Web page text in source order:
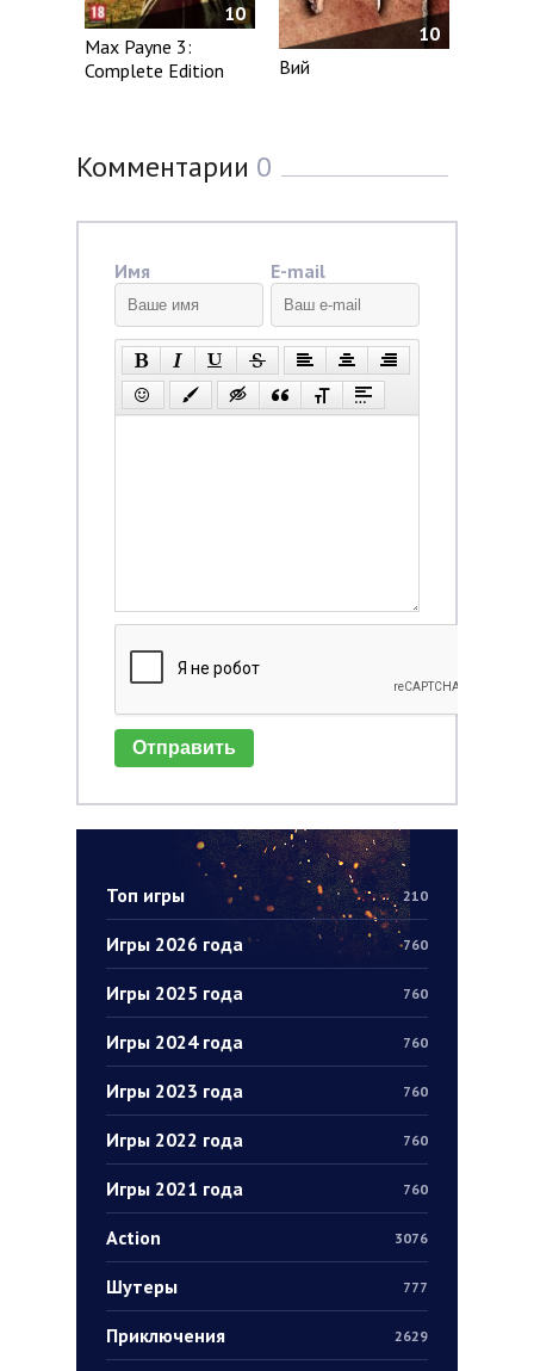
Топ игры 210
Игры 2026 года 760
Игры 2025 года 760
Игры 2024 года 760
Игры 2023 года 760
Игры 2022 года 760
Игры 2021 года 760
Action 3076
Шутеры 777
Приключения 2629
10
Max Payne 3:
Complete Edition
10
Вий
Комментарии 0
Имя E-mail
Отправить